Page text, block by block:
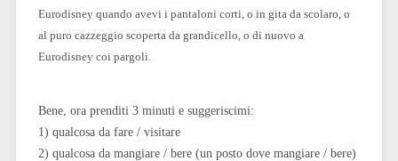
Eurodisney quando avevi i pantaloni corti, o in gita da scolaro, o
al puro cazzeggio scoperta da grandicello, o di nuovo a
Eurodisney coi pargoli.
Bene, ora prenditi 3 minuti e suggeriscimi:
1) qualcosa da fare / visitare
2) qualcosa da mangiare / bere (un posto dove mangiare / bere)